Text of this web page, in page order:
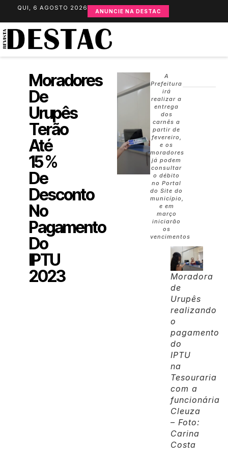
QUI, 6 AGOSTO 2026 ANUNCIE NA DESTAC
Moradores
De
Urupês
Terão
Até
15 %
De
Desconto
No
Pagamento
Do
IPTU
2023
A
Prefeitura
irá
realizar a
entrega
dos
carnês a
partir de
fevereiro,
e os
moradores
já podem
consultar
o débito
no Portal
do Site do
município,
e em
março
iniciarão
os
vencimentos
Moradora
de
Urupês
realizando
o
pagamento
do
IPTU
na
Tesouraria
com a
funcionária
Cleuza
– Foto:
Carina
Costa